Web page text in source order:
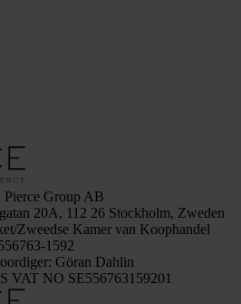
Pierce Group AB
20A, 112 26 Stockholm, Zweden
Zweedse Kamer van Koophandel
1592
Göran Dahlin
VAT NO SE556763159201